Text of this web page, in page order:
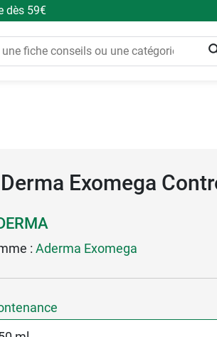
dès 59€
Exomega
: Aderma Exomega